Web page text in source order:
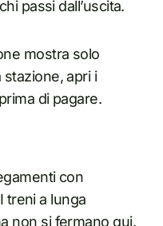
passi dall’uscita.
mostra solo
stazione, apri i
di pagare.
con
treni a lunga
non si fermano qui.